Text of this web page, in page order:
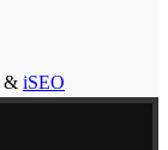
& iSEO